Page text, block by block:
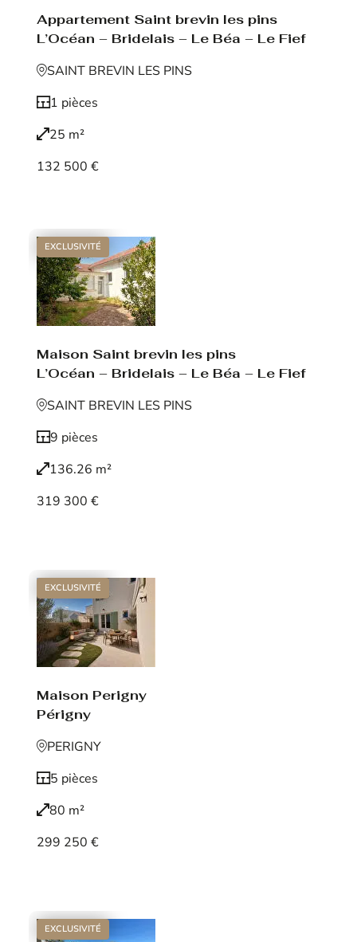
Appartement Saint brevin les pins
L’Océan – Bridelais – Le Béa – Le Fief
SAINT BREVIN LES PINS
1 pièces
25 m²
132 500 €
EXCLUSIVITÉ
Maison Saint brevin les pins
L’Océan – Bridelais – Le Béa – Le Fief
SAINT BREVIN LES PINS
9 pièces
136.26 m²
319 300 €
EXCLUSIVITÉ
Maison Perigny
Périgny
PERIGNY
5 pièces
80 m²
299 250 €
EXCLUSIVITÉ